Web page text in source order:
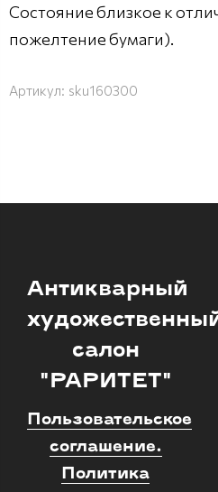
Состояние близкое к
пожелтение бумаги).
Артикул: sku160300
Антикварный
салон
"РАРИТЕТ"
Пользовательское
соглашение.
Политика